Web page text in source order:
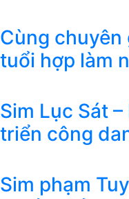
Cùng chuyên
tuổi hợp làm
Sim Lục Sát
triển công
Sim phạm